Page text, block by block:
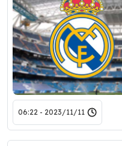
2023/11/11 - 06:22